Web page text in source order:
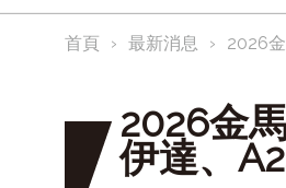
首頁 最新消息 2026
2026金
伊達、